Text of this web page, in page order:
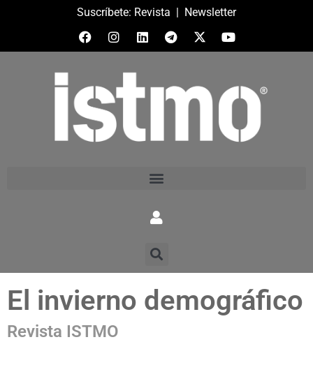
Suscríbete: Revista | Newsletter
El invierno demográfico
Revista ISTMO